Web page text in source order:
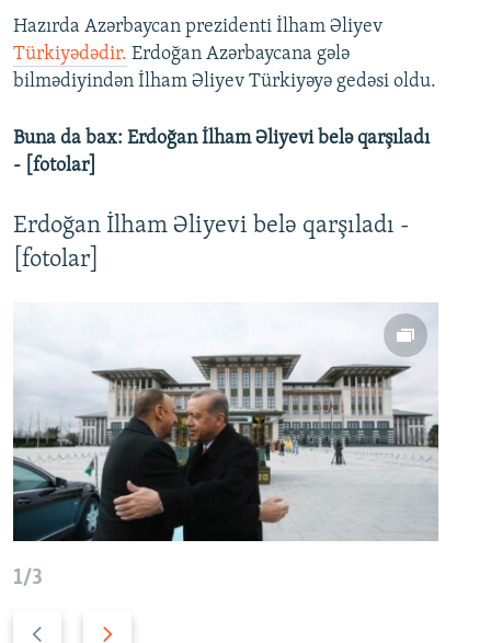
Hazırda Azərbaycan prezidenti İlham Əliyev
Türkiyədədir. Erdoğan Azərbaycana gələ
bilmədiyindən İlham Əliyev Türkiyəyə gedəsi oldu.
Buna da bax: Erdoğan İlham Əliyevi belə qarşıladı
- [fotolar]
Erdoğan İlham Əliyevi belə qarşıladı -
[fotolar]
1/3